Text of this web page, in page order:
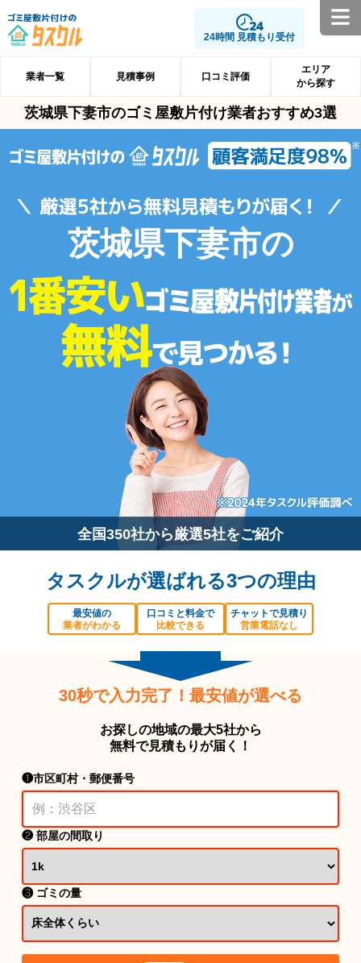
24時間 見積もり受付
業者一覧 見積事例 口コミ評価
エリア
から探す
茨城県下妻市のゴミ屋敷片付け業者おすすめ3選
茨城県下妻市の
全国350社から厳選5社をご紹介
タスクルが選ばれる3つの理由
最安値の
業者がわかる
口コミと料金で
比較できる
チャットで見積り
営業電話なし
30秒で入力完了！最安値が選べる
お探しの地域の最大5社から
無料で見積もりが届く！
❶市区町村・郵便番号
❷ 部屋の間取り
❸ ゴミの量